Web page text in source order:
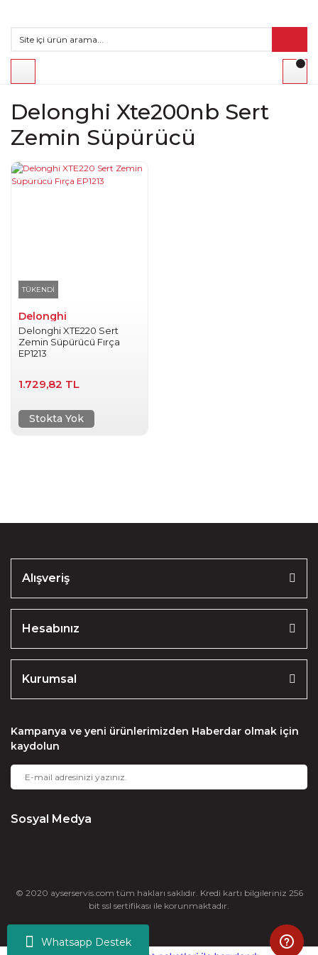
Whatsapp Destek
Delonghi Xte200nb Sert
Zemin Süpürücü
TÜKENDİ
Delonghi
Delonghi XTE220 Sert
Zemin Süpürücü Fırça
EP1213
1.729,82 TL
Stokta Yok
Alışveriş
Hesabınız
Kurumsal
Kampanya ve yeni ürünlerimizden Haberdar olmak için
kaydolun
Sosyal Medya
© 2020 ayserservis.com tüm hakları saklıdır. Kredi kartı bilgileriniz 256
bit ssl sertifikası ile korunmaktadır.